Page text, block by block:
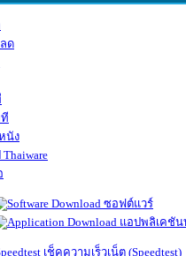
ด
นัง
ซอฟต์แวร์
แอปพลิเคชั
เช็คความเร็วเน็ต (Speedtest)